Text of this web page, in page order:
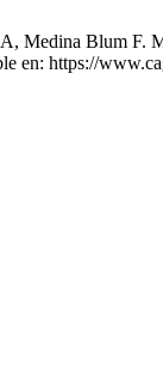
Medina Blum F.
en: https://